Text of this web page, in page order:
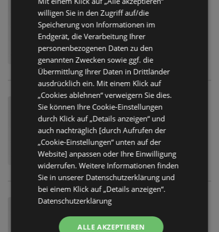
willigen Sie in den Zugriff auf/die
Speicherung von Informationen im
Endgerät, die Verarbeitung Ihrer
personenbezogenen Daten zu den
genannten Zwecken sowie ggf. die
Übermittlung Ihrer Daten in Drittländer
ausdrücklich ein. Mit einem Klick auf
„Cookies ablehnen“ verweigern Sie dies.
Sie können Ihre Cookie-Einstellungen
durch Klick auf „Details anzeigen“ und
auch nachträglich [durch Aufrufen der
„Cookie-Einstellungen“ unten auf der
Website] anpassen oder Ihre Einwilligung
widerrufen. Weitere Informationen finden
Sie in unserer Datenschutzerklärung und
bei einem Klick auf „Details anzeigen“.
Datenschutzerklärung
ALLE AKZEPTIEREN